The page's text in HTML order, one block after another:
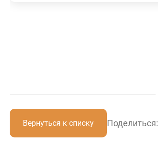
Вернуться к списку Поделиться: